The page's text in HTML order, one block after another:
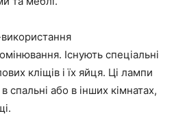
Існують спеціальні
кліщів і їх яйця. Ці лампи
спальні або в інших кімнатах,